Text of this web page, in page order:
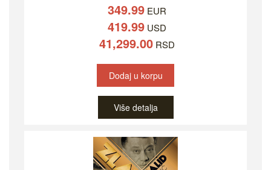
349.99 EUR
419.99 USD
41,299.00 RSD
Dodaj u korpu
Više detalja